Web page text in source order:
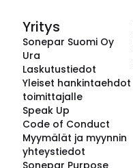
Yritys
Sonepar Suomi Oy
Ura
Laskutustiedot
Yleiset hankintaehdot
toimittajalle
Speak Up
Code of Conduct
Myymälät ja myynnin
yhteystiedot
Sonepar Purpose